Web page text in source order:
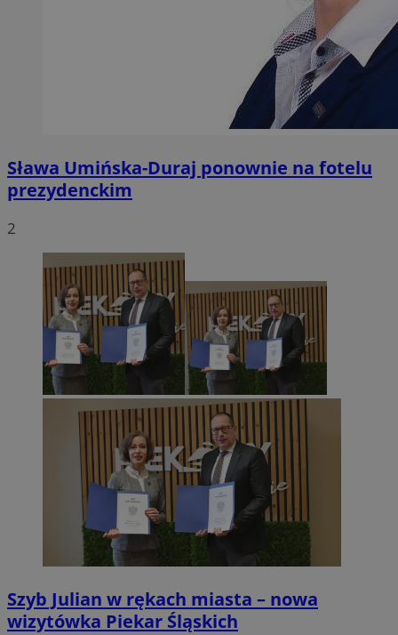
Sława Umińska-Duraj ponownie na fotelu
prezydenckim
2
Szyb Julian w rękach miasta – nowa
wizytówka Piekar Śląskich